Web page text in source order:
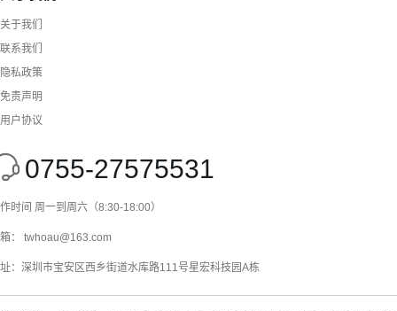
关于我们
联系我们
隐私政策
免责声明
用户协议
0755-27575531
时间 周一到周六（8:30-18:00）
： twhoau@163.com
：深圳市宝安区西乡街道水库路111号星宏科技园A栋